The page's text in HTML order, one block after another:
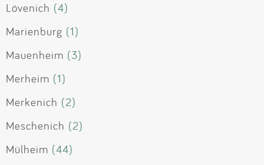
Lövenich (4)
Marienburg (1)
Mauenheim (3)
Merheim (1)
Merkenich (2)
Meschenich (2)
Mülheim (44)